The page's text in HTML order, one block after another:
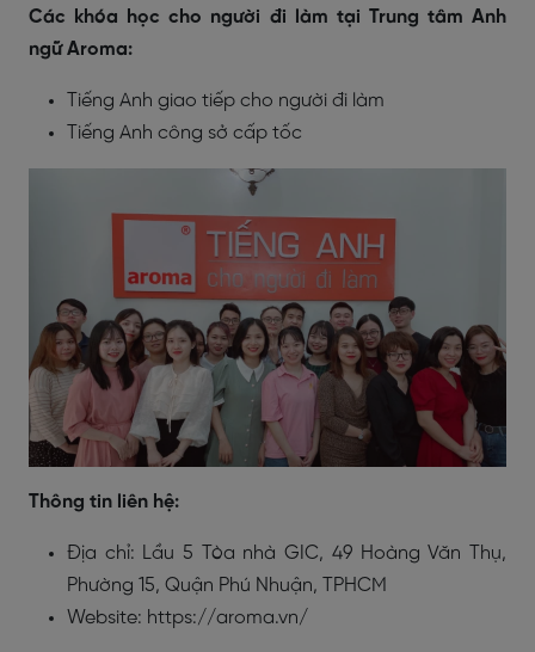
Các khóa học cho người đi làm tại Trung tâm Anh
ngữ Aroma:
Tiếng Anh giao tiếp cho người đi làm
Tiếng Anh công sở cấp tốc
Thông tin liên hệ:
Địa chỉ: Lầu 5 Tòa nhà GIC, 49 Hoàng Văn Thụ,
Phường 15, Quận Phú Nhuận, TPHCM
Website: https://aroma.vn/